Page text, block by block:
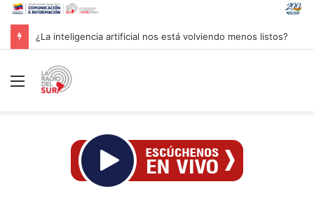
Groenlandia lanza una fuerte advertencia a empresa petrolera vinculada a Trump
Menú